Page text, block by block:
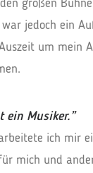
großen
jedoch ein
um mein
ein Musiker.”
ich mir
mich und